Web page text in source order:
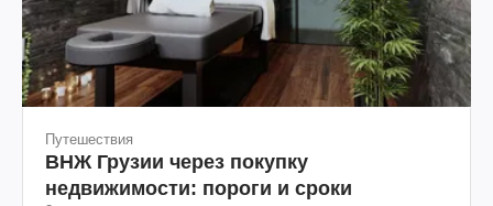
Путешествия
ВНЖ Грузии через покупку
недвижимости: пороги и сроки